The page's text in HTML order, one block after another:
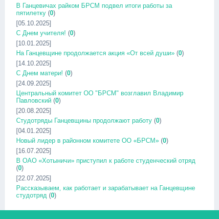
В Ганцевичах райком БРСМ подвел итоги работы за
пятилетку (0)
[05.10.2025]
С Днем учителя! (0)
[10.01.2025]
На Ганцевщине продолжается акция «От всей души» (0)
[14.10.2025]
С Днем матери! (0)
[24.09.2025]
Центральный комитет ОО "БРСМ" возглавил Владимир
Павловский (0)
[20.08.2025]
Студотряды Ганцевщины продолжают работу (0)
[04.01.2025]
Новый лидер в районном комитете ОО «БРСМ» (0)
[16.07.2025]
В ОАО «Хотыничи» приступил к работе студенческий отряд
(0)
[22.07.2025]
Рассказываем, как работает и зарабатывает на Ганцевщине
студотряд (0)